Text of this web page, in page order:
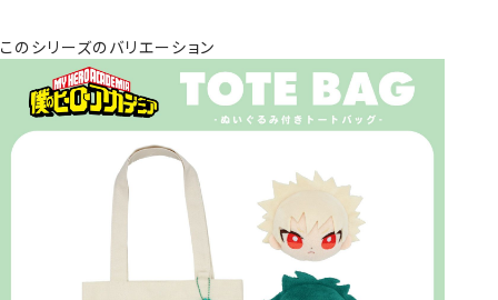
このシリーズのバリエーション